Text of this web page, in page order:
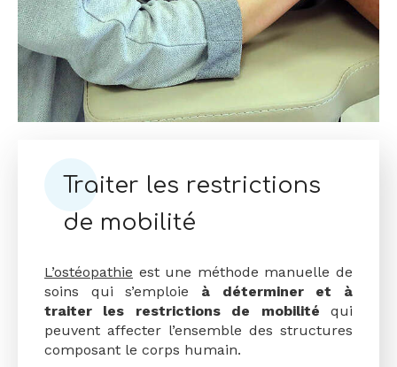
Traiter les restrictions
de mobilité
L’ostéopathie est une méthode manuelle de
soins qui s’emploie à déterminer et à
traiter les restrictions de mobilité qui
peuvent affecter l’ensemble des structures
composant le corps humain.